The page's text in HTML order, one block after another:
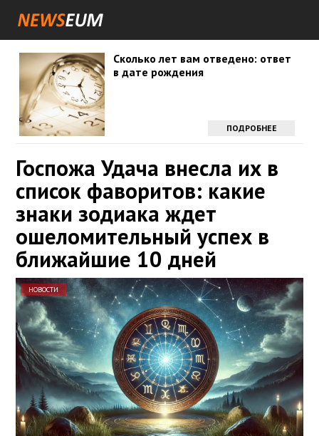
Сколько лет вам отведено: ответ
в дате рождения
ПОДРОБНЕЕ
Госпожа Удача внесла их в
список фаворитов: какие
знаки зодиака ждет
ошеломительный успех в
ближайшие 10 дней
НОВОСТИ